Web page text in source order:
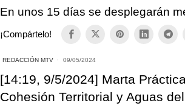
En unos 15 días se desplegarán
¡Compártelo!
REDACCIÓN MTV 09/05/2024
[14:19, 9/5/2024] Marta
Cohesión Territorial y Aguas